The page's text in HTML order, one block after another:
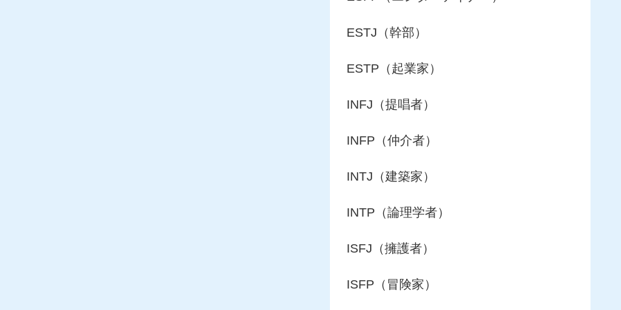
ESTJ（幹部）
ESTP（起業家）
INFJ（提唱者）
INFP（仲介者）
INTJ（建築家）
INTP（論理学者）
ISFJ（擁護者）
ISFP（冒険家）